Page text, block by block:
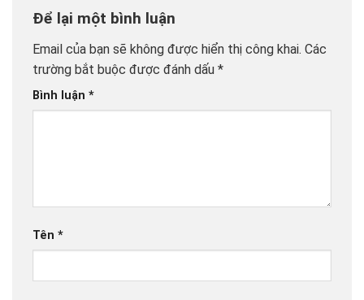
Để lại một bình luận
Email của bạn sẽ không được hiển thị công khai. Các
trường bắt buộc được đánh dấu *
Bình luận *
Tên *